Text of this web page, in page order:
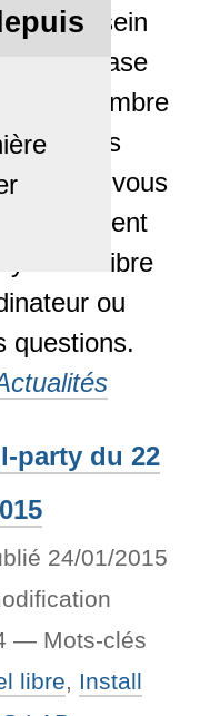
au sein
Base
17 novembre
17h, les
vous
assistent
libre
ou
questions.
party du 22
24/01/2015
— Mots-clés
libre, Install